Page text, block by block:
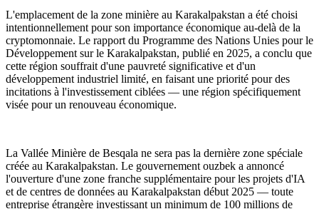
L'emplacement de la zone minière au Karakalpakstan a été choisi
intentionnellement pour son importance économique au-delà de la
cryptomonnaie. Le rapport du Programme des Nations Unies pour le
Développement sur le Karakalpakstan, publié en 2025, a conclu que
cette région souffrait d'une pauvreté significative et d'un
développement industriel limité, en faisant une priorité pour des
incitations à l'investissement ciblées — une région spécifiquement
visée pour un renouveau économique.
La Vallée Minière de Besqala ne sera pas la dernière zone spéciale
créée au Karakalpakstan. Le gouvernement ouzbek a annoncé
l'ouverture d'une zone franche supplémentaire pour les projets d'IA
et de centres de données au Karakalpakstan début 2025 — toute
entreprise étrangère investissant un minimum de 100 millions de